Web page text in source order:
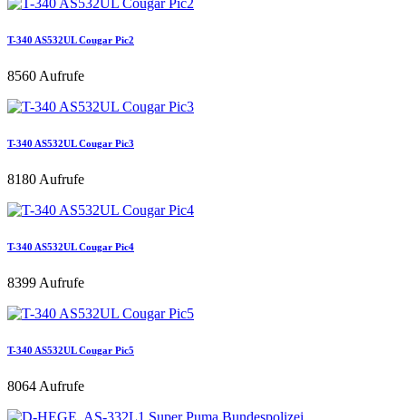
T-340 AS532UL Cougar Pic2
8560 Aufrufe
T-340 AS532UL Cougar Pic3
8180 Aufrufe
T-340 AS532UL Cougar Pic4
8399 Aufrufe
T-340 AS532UL Cougar Pic5
8064 Aufrufe